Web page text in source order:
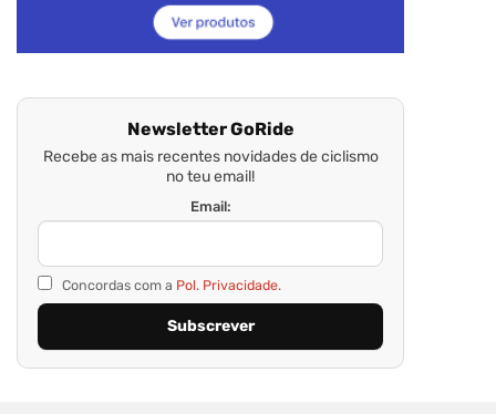
Newsletter GoRide
Recebe as mais recentes novidades de ciclismo
no teu email!
Email:
Concordas com a Pol. Privacidade.